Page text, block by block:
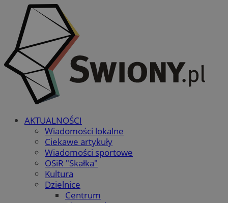
AKTUALNOŚCI
Wiadomości lokalne
Ciekawe artykuły
Wiadomości sportowe
OSiR "Skałka"
Kultura
Dzielnice
Centrum